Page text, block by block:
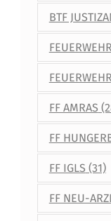
BTF
FF AMRAS
FF
FF IGLS (31)
FF NEU-